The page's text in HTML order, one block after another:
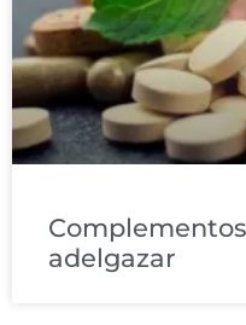
adelgazar